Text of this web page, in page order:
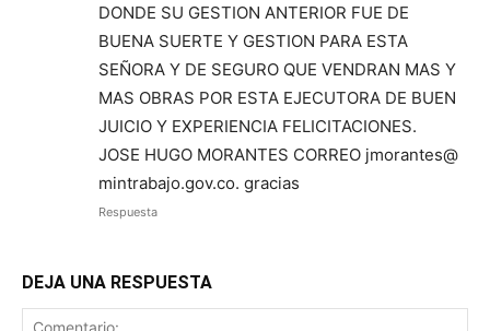
DONDE SU GESTION ANTERIOR FUE DE
BUENA SUERTE Y GESTION PARA ESTA
SEÑORA Y DE SEGURO QUE VENDRAN MAS Y
MAS OBRAS POR ESTA EJECUTORA DE BUEN
JUICIO Y EXPERIENCIA FELICITACIONES.
JOSE HUGO MORANTES CORREO jmorantes@
mintrabajo.gov.co. gracias
Respuesta
DEJA UNA RESPUESTA